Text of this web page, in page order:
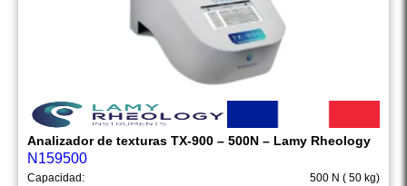
Analizador de texturas TX-900 – 500N – Lamy Rheology
N159500
Capacidad:
500 N ( 50 kg)